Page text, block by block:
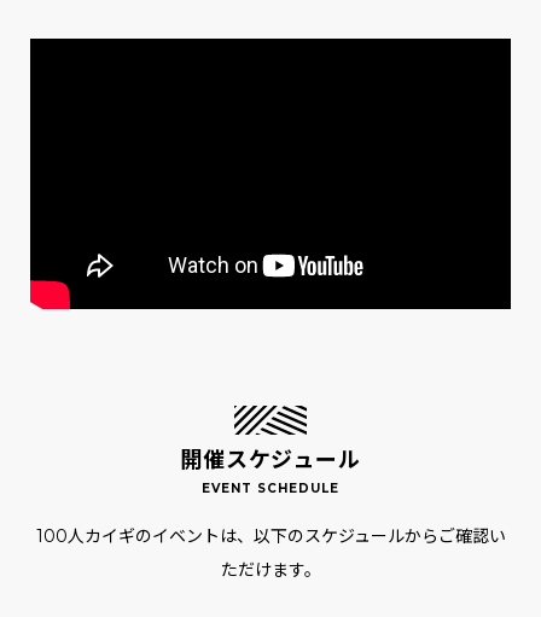
開催スケジュール
100人カイギのイベントは、以下のスケジュールからご確認い
ただけます。